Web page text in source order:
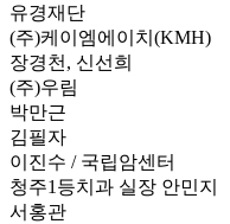
유경재단
(주)케이엠에이치(KMH)
장경천, 신선희
(주)우림
박만근
김필자
이진수 / 국립암센터
청주1등치과 실장 안민지
서홍관